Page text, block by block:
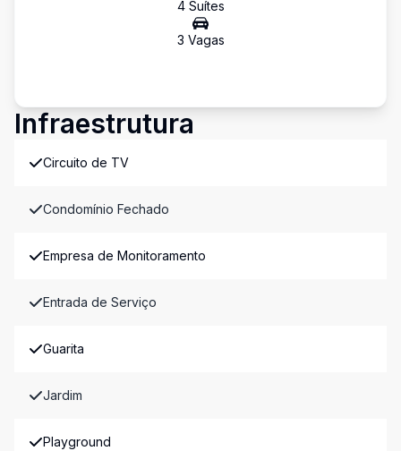
4Suítes
3 Vagas
Infraestrutura
Circuito de TV
Condomínio Fechado
Empresa de Monitoramento
Entrada de Serviço
Guarita
Jardim
Playground